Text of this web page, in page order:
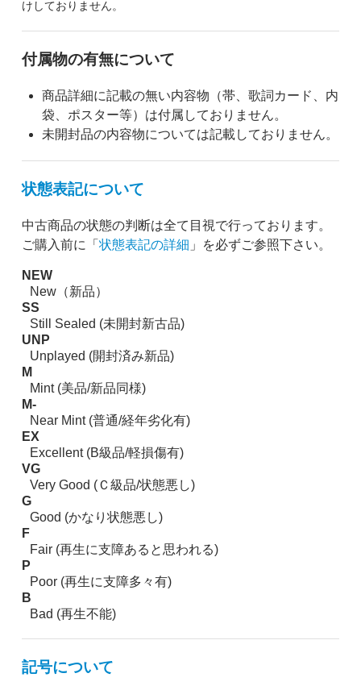
けしておりません。
付属物の有無について
商品詳細に記載の無い内容物（帯、歌詞カード、内
袋、ポスター等）は付属しておりません。
未開封品の内容物については記載しておりません。
状態表記について
中古商品の状態の判断は全て目視で行っております。
ご購入前に「 状態表記の詳細 」を必ずご参照下さい。
NEW
New（新品）
SS
Still Sealed (未開封新古品)
UNP
Unplayed (開封済み新品)
M
Mint (美品/新品同様)
M-
Near Mint (普通/経年劣化有)
EX
Excellent (B級品/軽損傷有)
VG
Very Good (Ｃ級品/状態悪し)
G
Good (かなり状態悪し)
F
Fair (再生に支障あると思われる)
P
Poor (再生に支障多々有)
B
Bad (再生不能)
記号について